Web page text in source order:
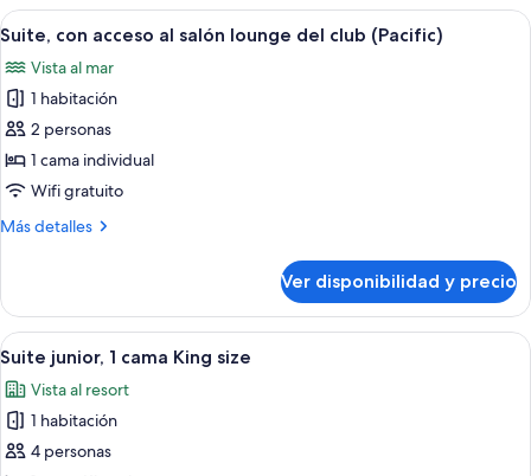
Ver
todas
las
fotos
de
Suite,
con
al
del
club
(Pacific)
Un dormitorio moderno con una
7
Suite, con acceso al salón lounge del club (Pacific)
Vista al mar
1 habitación
2 personas
1 cama individual
Wifi gratuito
Más detalles
Más
con
acceso
al
lounge
del
club
(Pacific)
Ver disponibilidad y precio
Ver
todas
las
fotos
de
Una habitación de hotel con una
6
Suite junior, 1 cama King size
Vista al resort
1 habitación
4 personas